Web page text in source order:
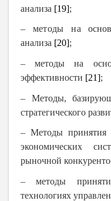
анализа [19];
– методы на
анализа [20];
– методына
эффективности [21];
– Методы,
стратегического
– Методы принятия
экономических
рыночной
– методы
технологиях